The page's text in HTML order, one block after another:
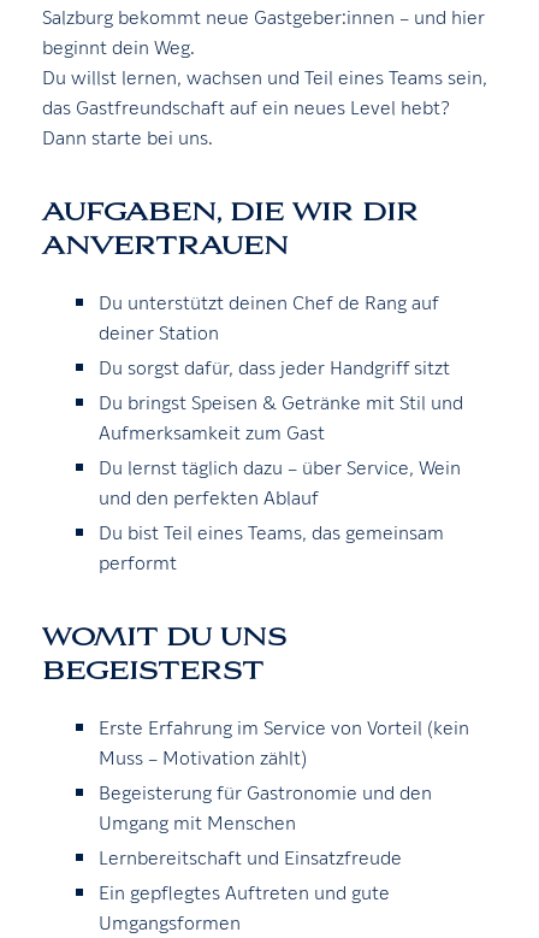
Salzburg bekommt neue Gastgeber:innen – und hier
beginnt dein Weg.
Du willst lernen, wachsen und Teil eines Teams sein,
das Gastfreundschaft auf ein neues Level hebt?
Dann starte bei uns.
AUFGABEN, DIE WIR DIR
ANVERTRAUEN
Du unterstützt deinen Chef de Rang auf
deiner Station
Du sorgst dafür, dass jeder Handgriff sitzt
Du bringst Speisen & Getränke mit Stil und
Aufmerksamkeit zum Gast
Du lernst täglich dazu – über Service, Wein
und den perfekten Ablauf
Du bist Teil eines Teams, das gemeinsam
performt
WOMIT DU UNS
BEGEISTERST
Erste Erfahrung im Service von Vorteil (kein
Muss – Motivation zählt)
Begeisterung für Gastronomie und den
Umgang mit Menschen
Lernbereitschaft und Einsatzfreude
Ein gepflegtes Auftreten und gute
Umgangsformen